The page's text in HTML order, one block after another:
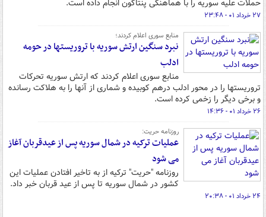
حملات علیه سوریه را با هماهنگی پنتاگون انجام داده است.
۲۷ خرداد ۰۱ - ۲۳:۴۸
منابع سوری اعلام کردند؛
نبرد سنگین ارتش سوریه با تروریستها در حومه
ادلب
منابع سوری اعلام کردند که ارتش سوریه تحرکات
تروریستها را در محور ادلب درهم کوبیده و شماری از آنها را به هلاکت رسانده
و برخی دیگر را زخمی کرده است.
۲۶ خرداد ۰۱ - ۱۴:۳۶
روزنامه حریت:
عملیات ترکیه در شمال سوریه پس از عیدقربان آغاز
می شود
روزنامه "حریت" ترکیه از به تاخیر افتادن عملیات این
کشور در شمال سوریه تا پس از عید قربان خبر داد.
۲۴ خرداد ۰۱ - ۲۰:۳۸